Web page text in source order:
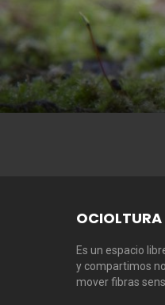
OCIOLTURA
Es un espacio
y compartimos
mover fibras